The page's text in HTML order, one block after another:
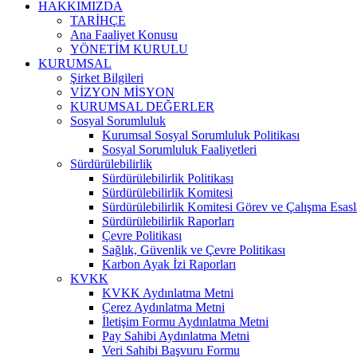
HAKKIMIZDA
TARİHÇE
Ana Faaliyet Konusu
YÖNETİM KURULU
KURUMSAL
Şirket Bilgileri
VİZYON MİSYON
KURUMSAL DEĞERLER
Sosyal Sorumluluk
Kurumsal Sosyal Sorumluluk Politikası
Sosyal Sorumluluk Faaliyetleri
Sürdürülebilirlik
Sürdürülebilirlik Politikası
Sürdürülebilirlik Komitesi
Sürdürülebilirlik Komitesi Görev ve Çalışma
Sürdürülebilirlik Raporları
Çevre Politikası
Sağlık, Güvenlik ve Çevre Politikası
Karbon Ayak İzi Raporları
KVKK
KVKK Aydınlatma Metni
Çerez Aydınlatma Metni
İletişim Formu Aydınlatma Metni
Pay Sahibi Aydınlatma Metni
Veri Sahibi Başvuru Formu